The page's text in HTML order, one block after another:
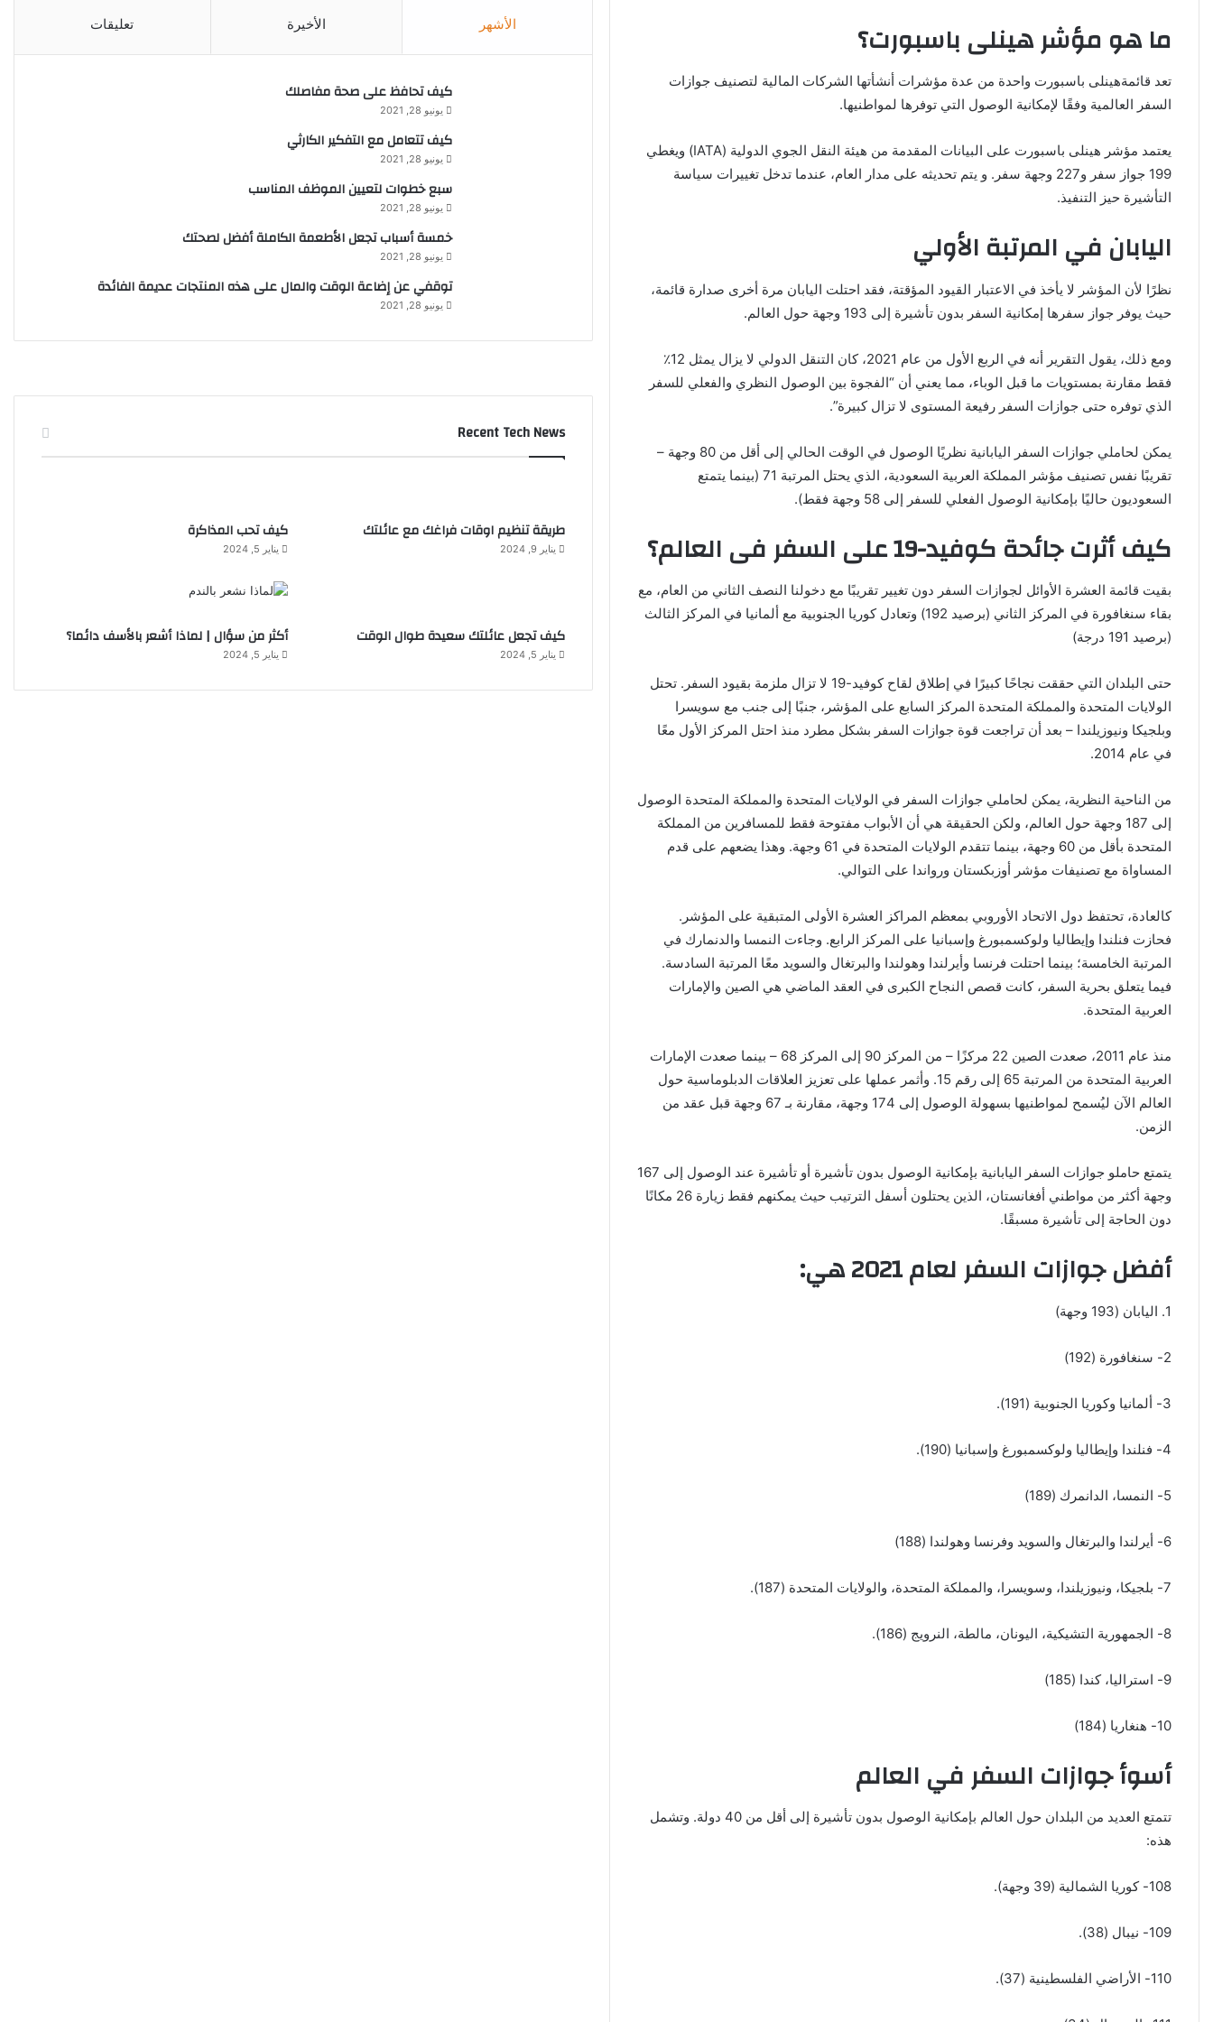
ما هو مؤشر هينلى باسبورت؟
تعد قائمةهينلى باسبورت واحدة من عدة مؤشرات أنشأتها الشركات المالية لتصنيف جوازات
السفر العالمية وفقًا لإمكانية الوصول التي توفرها لمواطنيها.
يعتمد مؤشر هينلى باسبورت على البيانات المقدمة من هيئة النقل الجوي الدولية (IATA) ويغطي
199 جواز سفر و227 وجهة سفر. و يتم تحديثه على مدار العام، عندما تدخل تغييرات سياسة
التأشيرة حيز التنفيذ.
اليابان في المرتبة الأولي
نظرًا لأن المؤشر لا يأخذ في الاعتبار القيود المؤقتة، فقد احتلت اليابان مرة أخرى صدارة قائمة،
حيث يوفر جواز سفرها إمكانية السفر بدون تأشيرة إلى 193 وجهة حول العالم.
ومع ذلك، يقول التقرير أنه في الربع الأول من عام 2021، كان التنقل الدولي لا يزال يمثل 12٪
فقط مقارنة بمستويات ما قبل الوباء، مما يعني أن “الفجوة بين الوصول النظري والفعلي للسفر
الذي توفره حتى جوازات السفر رفيعة المستوى لا تزال كبيرة”.
يمكن لحاملي جوازات السفر اليابانية نظريًا الوصول في الوقت الحالي إلى أقل من 80 وجهة –
تقريبًا نفس تصنيف مؤشر المملكة العربية السعودية، الذي يحتل المرتبة 71 (بينما يتمتع
السعوديون حاليًا بإمكانية الوصول الفعلي للسفر إلى 58 وجهة فقط).
كيف أثرت جائحة كوفيد-19 على السفر فى العالم؟
بقيت قائمة العشرة الأوائل لجوازات السفر دون تغيير تقريبًا مع دخولنا النصف الثاني من العام، مع
بقاء سنغافورة في المركز الثاني (برصيد 192) وتعادل كوريا الجنوبية مع ألمانيا في المركز الثالث
(برصيد 191 درجة)
حتى البلدان التي حققت نجاحًا كبيرًا في إطلاق لقاح كوفيد-19 لا تزال ملزمة بقيود السفر. تحتل
الولايات المتحدة والمملكة المتحدة المركز السابع على المؤشر، جنبًا إلى جنب مع سويسرا
وبلجيكا ونيوزيلندا – بعد أن تراجعت قوة جوازات السفر بشكل مطرد منذ احتل المركز الأول معًا
في عام 2014.
من الناحية النظرية، يمكن لحاملي جوازات السفر في الولايات المتحدة والمملكة المتحدة الوصول
إلى 187 وجهة حول العالم، ولكن الحقيقة هي أن الأبواب مفتوحة فقط للمسافرين من المملكة
المتحدة بأقل من 60 وجهة، بينما تتقدم الولايات المتحدة في 61 وجهة. وهذا يضعهم على قدم
المساواة مع تصنيفات مؤشر أوزبكستان ورواندا على التوالي.
كالعادة، تحتفظ دول الاتحاد الأوروبي بمعظم المراكز العشرة الأولى المتبقية على المؤشر.
فحازت فنلندا وإيطاليا ولوكسمبورغ وإسبانيا على المركز الرابع. وجاءت النمسا والدنمارك في
المرتبة الخامسة؛ بينما احتلت فرنسا وأيرلندا وهولندا والبرتغال والسويد معًا المرتبة السادسة.
فيما يتعلق بحرية السفر، كانت قصص النجاح الكبرى في العقد الماضي هي الصين والإمارات
العربية المتحدة.
منذ عام 2011، صعدت الصين 22 مركزًا – من المركز 90 إلى المركز 68 – بينما صعدت الإمارات
العربية المتحدة من المرتبة 65 إلى رقم 15. وأثمر عملها على تعزيز العلاقات الدبلوماسية حول
العالم الآن ليُسمح لمواطنيها بسهولة الوصول إلى 174 وجهة، مقارنة بـ 67 وجهة قبل عقد من
الزمن.
يتمتع حاملو جوازات السفر اليابانية بإمكانية الوصول بدون تأشيرة أو تأشيرة عند الوصول إلى 167
وجهة أكثر من مواطني أفغانستان، الذين يحتلون أسفل الترتيب حيث يمكنهم فقط زيارة 26 مكانًا
دون الحاجة إلى تأشيرة مسبقًا.
أفضل جوازات السفر لعام 2021 هي:
1. اليابان (193 وجهة)
2- سنغافورة (192)
3- ألمانيا وكوريا الجنوبية (191).
4- فنلندا وإيطاليا ولوكسمبورغ وإسبانيا (190).
5- النمسا، الدانمرك (189)
6- أيرلندا والبرتغال والسويد وفرنسا وهولندا (188)
7- بلجيكا، ونيوزيلندا، وسويسرا، والمملكة المتحدة، والولايات المتحدة (187).
8- الجمهورية التشيكية، اليونان، مالطة، النرويج (186).
9- استراليا، كندا (185)
10- هنغاريا (184)
أسوأ جوازات السفر في العالم
تتمتع العديد من البلدان حول العالم بإمكانية الوصول بدون تأشيرة إلى أقل من 40 دولة. وتشمل
هذه:
108- كوريا الشمالية (39 وجهة).
109- نيبال (38).
110- الأراضي الفلسطينية (37).
الأشهر الأخيرة تعليقات
كيف تحافظ على صحة مفاصلك
يونيو 28, 2021
كيف تتعامل مع التفكير الكارثي
يونيو 28, 2021
سبع خطوات لتعيين الموظف المناسب
يونيو 28, 2021
خمسة أسباب تجعل الأطعمة الكاملة أفضل لصحتك
يونيو 28, 2021
توقفي عن إضاعة الوقت والمال على هذه المنتجات عديمة الفائدة
يونيو 28, 2021
Recent Tech News
طريقة تنظيم اوقات فراغك مع عائلتك
يناير 9, 2024
كيف تحب المذاكرة
يناير 5, 2024
كيف تجعل عائلتك سعيدة طوال الوقت
يناير 5, 2024
أكثر من سؤال | لماذا أشعر بالأسف دائما؟
يناير 5, 2024